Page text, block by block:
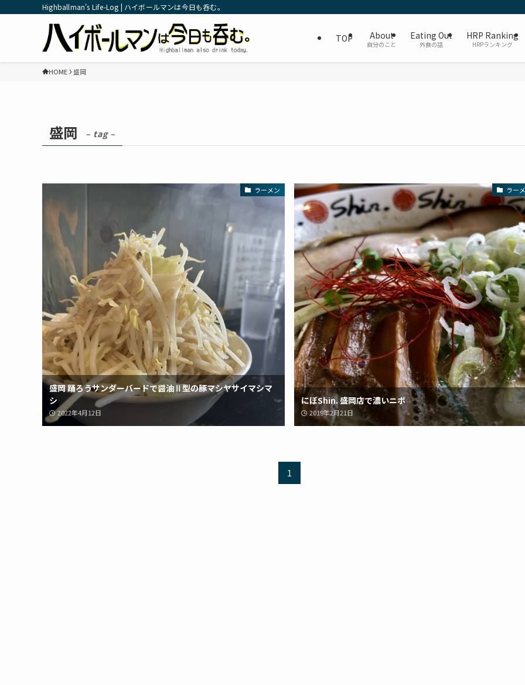
Highballman's Life-Log | ハイボールマンは今日も呑む。
TOP About
自分のこと
Eating Out
外食の話
HRP Ranking
HRPランキング
HOME 盛岡
盛岡 – tag –
ラーメン
盛岡 踊ろうサンダーバードで醤油Ⅱ型の豚マシヤサイマシマ
シ
2022年4月12日
ラー
にぼShin. 盛岡店で濃いニボ
2019年2月21日
1